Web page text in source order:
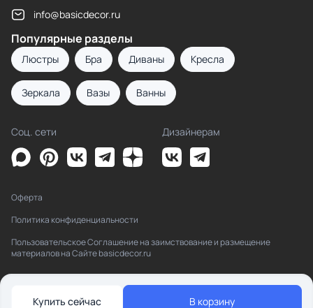
Купить сейчас В корзину
info@basicdecor.ru
Популярные разделы
Люстры Бра Диваны Кресла
Зеркала Вазы Ванны
Соц. сети Дизайнерам
Оферта
Политика конфиденциальности
Пользовательское Соглашение на заимствование и размещение
материалов на Сайте basicdecor.ru